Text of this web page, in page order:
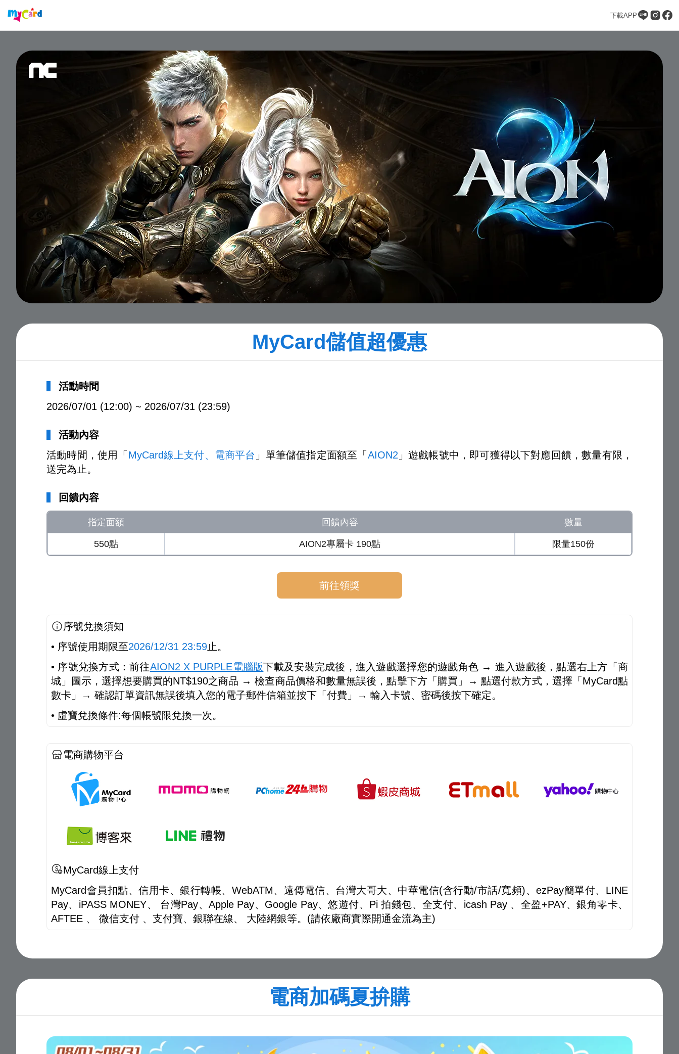
下載APP
MyCard儲值超優惠
活動時間
2026/07/01 (12:00) ~ 2026/07/31 (23:59)
活動內容
活動時間，使用「 MyCard線上支付、電商平台 」單筆儲值指定面額至「 AION2 」遊戲帳號中，即可獲得以下對應回饋，數量有限，
送完為止。
回饋內容
指定面額 回饋內容 數量
550點 AION2專屬卡 190點 限量150份
前往領獎
序號兌換須知
• 序號使用期限至2026/12/31 23:59止。
• 序號兌換方式：前往AION2 X PURPLE電腦版下載及安裝完成後，進入遊戲選擇您的遊戲角色 → 進入遊戲後，點選右上方「商
城」圖示，選擇想要購買的NT$190之商品 → 檢查商品價格和數量無誤後，點擊下方「購買」→ 點選付款方式，選擇「MyCard點
數卡」→ 確認訂單資訊無誤後填入您的電子郵件信箱並按下「付費」→ 輸入卡號、密碼後按下確定。
• 虛寶兌換條件:每個帳號限兌換一次。
電商購物平台
MyCard線上支付
MyCard會員扣點、信用卡、銀行轉帳、WebATM、遠傳電信、台灣大哥大、中華電信(含行動/市話/寬頻)、ezPay簡單付、LINE
Pay、iPASS MONEY、 台灣Pay、Apple Pay、Google Pay、悠遊付、Pi 拍錢包、全支付、icash Pay 、全盈+PAY、銀角零卡、
AFTEE 、 微信支付 、支付寶、銀聯在線、 大陸網銀等。(請依廠商實際開通金流為主)
電商加碼夏拚購